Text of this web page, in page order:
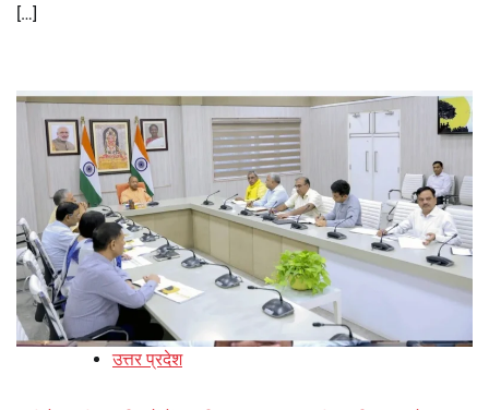
[…]
उत्तर प्रदेश